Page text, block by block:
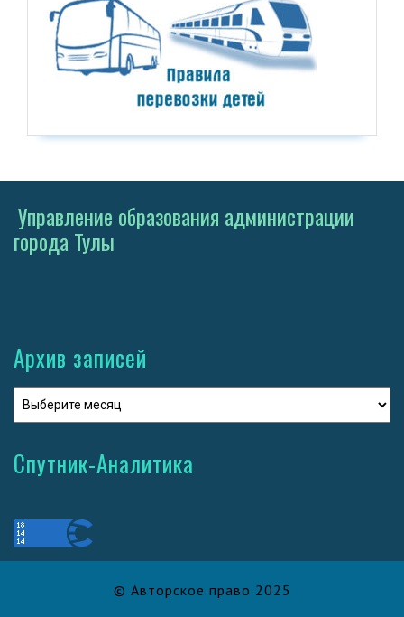
Управление образования администрации
города Тулы
Архив записей
Спутник-Аналитика
© Авторское право 2025